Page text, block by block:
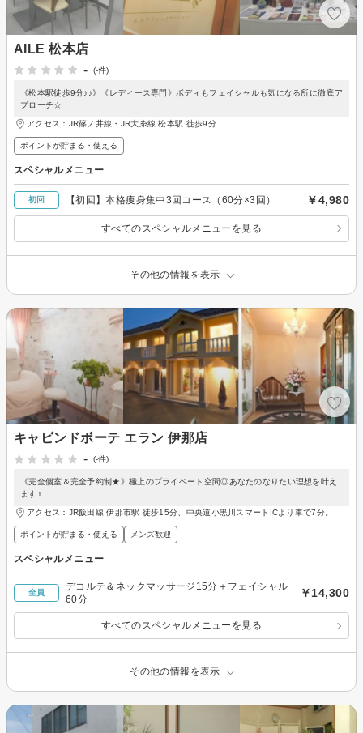
AILE 松本店
-
(-件)
《松本駅徒歩9分♪♪》《レディース専門》ボディもフェイシャルも気になる所に徹底ア
プローチ☆
アクセス：JR篠ノ井線・JR大糸線 松本駅 徒歩9分
ポイントが貯まる・使える
スペシャルメニュー
初回 【初回】本格痩身集中3回コース（60分×3回） ￥4,980
すべてのスペシャルメニューを見る
その他の情報を表示
キャビンドボーテ エラン 伊那店
-
(-件)
《完全個室＆完全予約制★》極上のプライベート空間◎あなたのなりたい理想を叶え
ます♪
アクセス：JR飯田線 伊那市駅 徒歩15分、中央道小黒川スマートICより車で7分。
ポイントが貯まる・使える メンズ歓迎
スペシャルメニュー
全員
デコルテ＆ネックマッサージ15分＋フェイシャル
60分
￥14,300
すべてのスペシャルメニューを見る
その他の情報を表示